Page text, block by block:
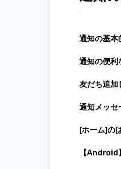
通知の基本
通知の便利
友だち追加
通知メッセ
[ホーム]の[
【